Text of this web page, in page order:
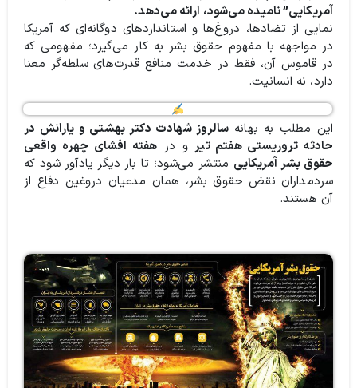
آمریکایی” نامیده می‌شود، ارائه می‌دهد.
نمایی از تضادها، دروغ‌ها و استانداردهای دوگانه‌ای که آمریکا
در مواجهه با مفهوم حقوق بشر به کار می‌گیرد؛ مفهومی که
در قاموس آن، فقط در خدمت منافع قدرت‌های سلطه‌گر معنا
دارد، نه انسانیت.
این مطلب به بهانهسالروز شهادت دکتر بهشتی و یارانش در
حادثه تروریستی هفتم تیرو در هفته افشای چهره واقعی
حقوق بشر آمریکایی منتشر می‌شود؛ تا بار دیگر یادآور شود که
سردمداران نقض حقوق بشر، همان مدعیان دروغین دفاع از
آن هستند.